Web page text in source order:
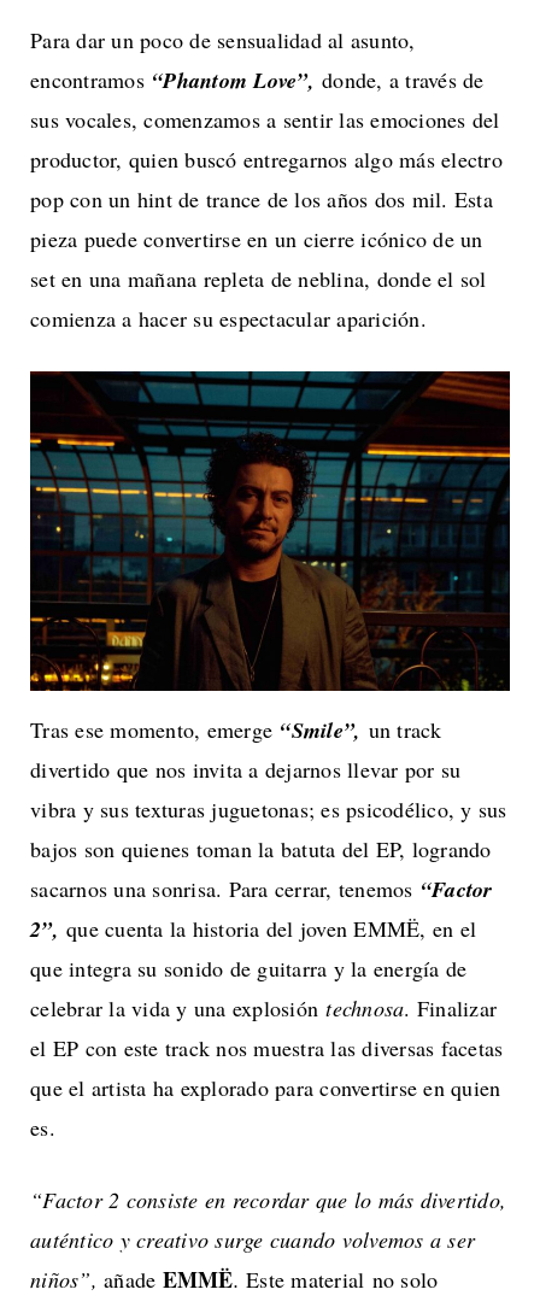
Para dar un poco de sensualidad al asunto,
encontramos “Phantom Love”, donde, a través de
sus vocales, comenzamos a sentir las emociones del
productor, quien buscó entregarnos algo más electro
pop con un hint de trance de los años dos mil. Esta
pieza puede convertirse en un cierre icónico de un
set en una mañana repleta de neblina, donde el sol
comienza a hacer su espectacular aparición.
Tras ese momento, emerge “Smile”, un track
divertido que nos invita a dejarnos llevar por su
vibra y sus texturas juguetonas; es psicodélico, y sus
bajos son quienes toman la batuta del EP, logrando
sacarnos una sonrisa. Para cerrar, tenemos “Factor
2”, que cuenta la historia del joven EMMË, en el
que integra su sonido de guitarra y la energía de
celebrar la vida y una explosióntechnosa. Finalizar
el EP con este track nos muestra las diversas facetas
que el artista ha explorado para convertirse en quien
es.
“Factor 2 consiste en recordar que lo más divertido,
auténtico y creativo surge cuando volvemos a ser
niños”, añade EMMË. Este material no solo